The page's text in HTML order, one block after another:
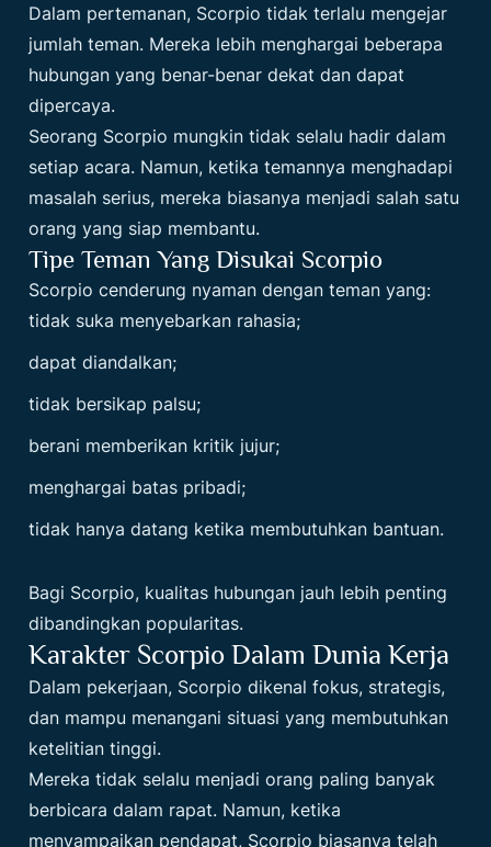
Dalam pertemanan, Scorpio tidak terlalu mengejar
jumlah teman. Mereka lebih menghargai beberapa
hubungan yang benar-benar dekat dan dapat
dipercaya.
Seorang Scorpio mungkin tidak selalu hadir dalam
setiap acara. Namun, ketika temannya menghadapi
masalah serius, mereka biasanya menjadi salah satu
orang yang siap membantu.
Tipe Teman Yang Disukai Scorpio
Scorpio cenderung nyaman dengan teman yang:
tidak suka menyebarkan rahasia;
dapat diandalkan;
tidak bersikap palsu;
berani memberikan kritik jujur;
menghargai batas pribadi;
tidak hanya datang ketika membutuhkan bantuan.
Bagi Scorpio, kualitas hubungan jauh lebih penting
dibandingkan popularitas.
Karakter Scorpio Dalam Dunia Kerja
Dalam pekerjaan, Scorpio dikenal fokus, strategis,
dan mampu menangani situasi yang membutuhkan
ketelitian tinggi.
Mereka tidak selalu menjadi orang paling banyak
berbicara dalam rapat. Namun, ketika
menyampaikan pendapat, Scorpio biasanya telah